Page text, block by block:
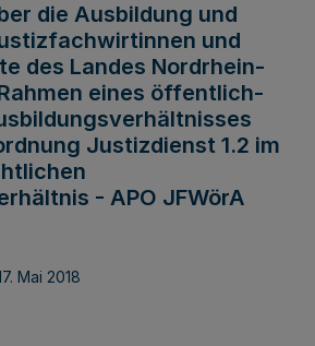
die Ausbildung und
und
des Landes Nordrhein-
eines öffentlich-
Justizdienst 1.2 im
- APO JFWörA
Mai 2018